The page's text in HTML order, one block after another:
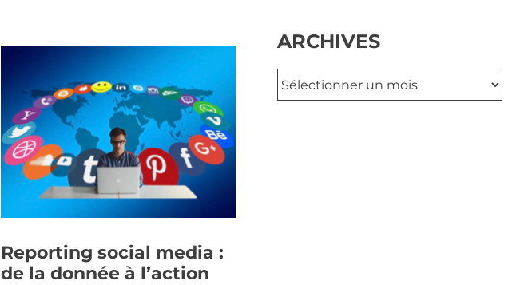
Reporting social media :
de la donnée à l’action
ARCHIVES
Archives